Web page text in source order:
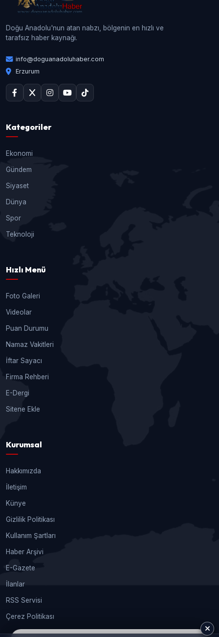
Doğu Anadolu'nun atan nabzı, bölgenin en hızlı ve
tarafsız haber kaynağı.
info@doguanadoluhaber.com
Erzurum
Kategoriler
Ekonomi
Gündem
Siyaset
Dünya
Spor
Teknoloji
Hızlı Menü
Foto Galeri
Videolar
Puan Durumu
Namaz Vakitleri
İftar Sayacı
Firma Rehberi
E-Dergi
Sitene Ekle
Kurumsal
Hakkımızda
İletişim
Künye
Gizlilik Politikası
Kullanım Şartları
Haber Arşivi
E-Gazete
İlanlar
RSS Servisi
Çerez Politikası